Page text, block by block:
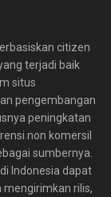
citizen
terjadi baik
situs
pengembangan
peningkatan
non komersil
sumbernya.
Indonesia dapat
rilis,